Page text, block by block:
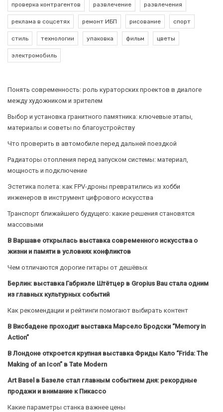
проверка контрагентов развлечение развлечения
реклама в соцсетях ремонт ИБП рисование спорт
стиль технологии упаковка фильм цветы
электромобиль
Понять современность: роль кураторских проектов в диалоге
между художником и зрителем
Выбор и установка гранитного памятника: ключевые этапы,
материалы и советы по благоустройству
Что проверить в автомобиле перед дальней поездкой
Радиаторы отопления перед запуском системы: материал,
мощность и подключение
Эстетика полета: как FPV-дроны превратились из хобби
инженеров в инструмент цифрового искусства
Транспорт ближайшего будущего: какие решения становятся
массовыми
В Варшаве открылась выставка современного искусства о
жизни и памяти в условиях конфликтов
Чем отличаются дорогие гитары от дешёвых
Берлин: выставка Габриэле Штётцер в Gropius Bau стала одним
из главных культурных событий
Как рекомендации и рейтинги помогают выбирать контент
В Висбадене проходит выставка Марсело Бродски “Memory in
Action”
В Лондоне откроется крупная выставка Фриды Кало “Frida: The
Making of an Icon” в Tate Modern
Art Basel в Базеле стал главным событием дня: рекордные
продажи и внимание к Пикассо
Какие параметры станка важнее цены